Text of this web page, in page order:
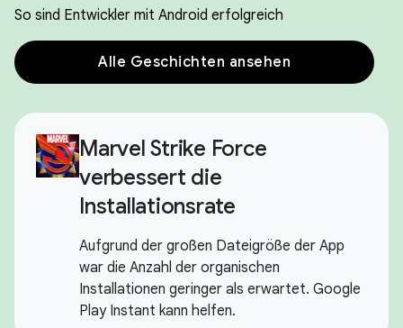
So sind Entwickler mit Android erfolgreich
Alle Geschichten ansehen
Marvel Strike Force
verbessert die
Installationsrate
Aufgrund der großen Dateigröße der App
war die Anzahl der organischen
Installationen geringer als erwartet. Google
Play Instant kann helfen.